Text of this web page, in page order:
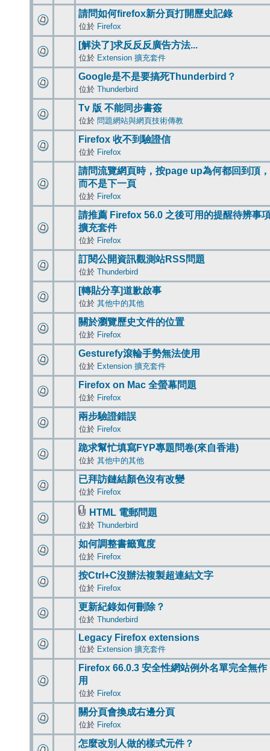
請問如何firefox新分頁打開歷史記錄
位於 Firefox
[解決了]求反反反廣告方法...
位於 Extension 擴充套件
Google是不是要搞死Thunderbird？
位於 Thunderbird
Tv 版 不能同步書簽
位於 問題網站與網頁技術傳教
Firefox 收不到驗證信
位於 Firefox
請問流覽網頁時，按page up為何都回到頂，
而不是下一頁
位於 Firefox
請推薦 Firefox 56.0 之後可用的提醒待辨事
擴充套件
位於 Firefox
訂閱公開資訊觀測站RSS問題
位於 Thunderbird
[轉貼分享]道歉啟事
位於 其他中的其他
關於瀏覽歷史文件的位置
位於 Firefox
Gesturefy滾輪手勢無法使用
位於 Extension 擴充套件
Firefox on Mac 全螢幕問題
位於 Firefox
兩步驗證錯誤
位於 Firefox
跪求幫忙填寫FYP專題問卷(來自香港)
位於 其他中的其他
已拜訪鏈結顏色沒有改變
位於 Firefox
HTML 電郵問題
位於 Thunderbird
如何調整書籤寬度
位於 Firefox
按Ctrl+C沒辦法複製超連結文字
位於 Firefox
更新紀錄如何刪除？
位於 Thunderbird
Legacy Firefox extensions
位於 Extension 擴充套件
Firefox 66.0.3 安全性網站例外名單完全無作
用
位於 Firefox
關分頁會換成右邊分頁
位於 Firefox
怎麼改別人做的樣式元件？